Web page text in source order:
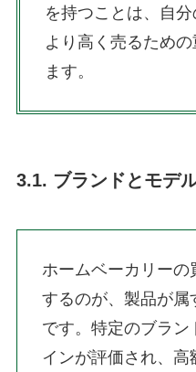
を持つことは、自
より高く売るため
ます。
3.1. ブランドとモデ
ホームベーカリー
するのが、製品が属
です。特定のブラ
インが評価され、